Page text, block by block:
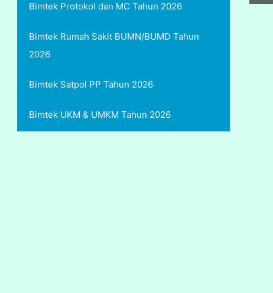
Bimtek Protokol dan MC Tahun 2026
Bimtek Rumah Sakit BUMN/BUMD Tahun
2026
Bimtek Satpol PP Tahun 2026
Bimtek UKM & UMKM Tahun 2026